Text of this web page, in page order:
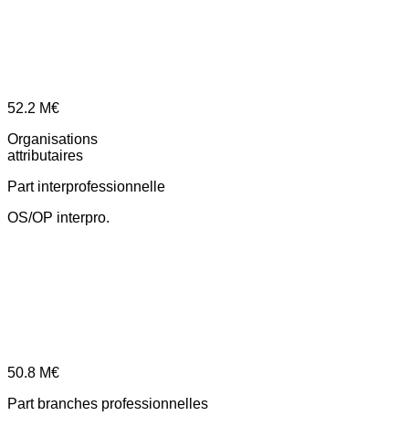
52.2 M€
Organisations
attributaires
Part interprofessionnelle
OS/OP interpro.
50.8 M€
Part branches professionnelles